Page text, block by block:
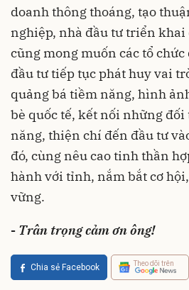
doanh thông thoáng, tạo
nghiệp, nhà đầu tư triển khai
cũng mong muốn các tổ chức
đầu tư tiếp tục phát huy vai
quảng bá tiềm năng, hình
bè quốc tế, kết nối những đối
năng, thiện chí đến đầu tư
đó, cùng nêu cao tinh thần
hành với tỉnh, nắm bắt cơ
vững.
- Trân trọng cảm ơn ông!
Chia sẻ Facebook Theo dõi trên